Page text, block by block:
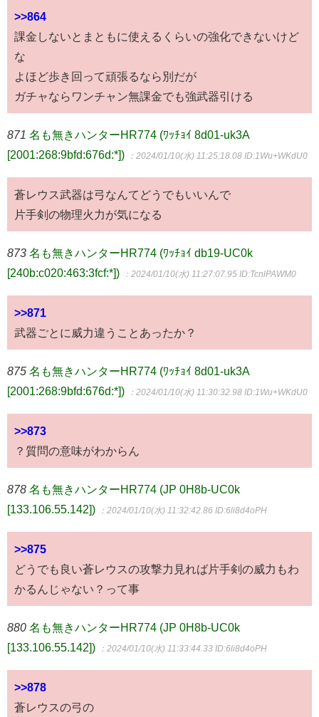
>>864
課金しないとまともに使えるくらいの強化できないけど
な
よほど歩き回って頑張るなら別だが
ガチャならワンチャン無課金でも強武器引ける
871 名も無きハンターHR774 (ﾜｯﾁｮｲ 8d01-uk3A
[2001:268:9bfd:676d:*])
：2024/01/10(水) 11:25:18.08 ID:1Wu+WKdU0
蒼レウス武器は弓なんてどうでもいいんで
片手剣の物理火力が気になる
873 名も無きハンターHR774 (ﾜｯﾁｮｲ db19-UC0k
[240b:c020:463:3fcf:*])
：2024/01/10(水) 11:27:07.95 ID:TcnlPAWM0
>>871
武器ごとに威力違うことあったか？
875 名も無きハンターHR774 (ﾜｯﾁｮｲ 8d01-uk3A
[2001:268:9bfd:676d:*])
：2024/01/10(水) 11:30:32.98 ID:1Wu+WKdU0
>>873
？質問の意味がわからん
878 名も無きハンターHR774 (JP 0H8b-UC0k
[133.106.55.142])
：2024/01/10(水) 11:32:42.86 ID:6li8d4oPH
>>875
どうでも良い蒼レウスの攻撃力見れば片手剣の威力もわ
かるんじゃない？って事
880 名も無きハンターHR774 (JP 0H8b-UC0k
[133.106.55.142])
：2024/01/10(水) 11:33:44.33 ID:6li8d4oPH
>>878
蒼レウスの弓の